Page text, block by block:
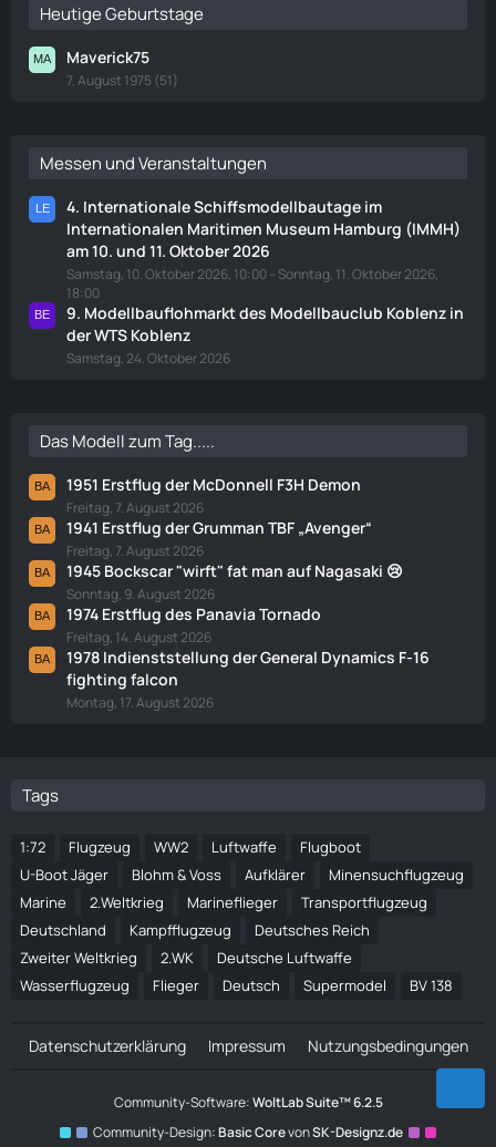
Heutige Geburtstage
Maverick75
7. August 1975 (51)
Messen und Veranstaltungen
4. Internationale Schiffsmodellbautage im
Internationalen Maritimen Museum Hamburg (IMMH)
am 10. und 11. Oktober 2026
Samstag, 10. Oktober 2026, 10:00 – Sonntag, 11. Oktober 2026,
18:00
9. Modellbauflohmarkt des Modellbauclub Koblenz in
der WTS Koblenz
Samstag, 24. Oktober 2026
Das Modell zum Tag.....
1951 Erstflug der McDonnell F3H Demon
Freitag, 7. August 2026
1941 Erstflug der Grumman TBF „Avenger“
Freitag, 7. August 2026
1945 Bockscar "wirft" fat man auf Nagasaki 😢
Sonntag, 9. August 2026
1974 Erstflug des Panavia Tornado
Freitag, 14. August 2026
1978 Indienststellung der General Dynamics F-16
fighting falcon
Montag, 17. August 2026
Tags
1:72 Flugzeug WW2 Luftwaffe
Flugboot
U-Boot Jäger
Blohm & Voss Aufklärer
Minensuchflugzeug
Marine
2.Weltkrieg Marineflieger
Transportflugzeug
Deutschland
Kampfflugzeug
Deutsches Reich
Zweiter Weltkrieg
2.WK
Deutsche Luftwaffe
Wasserflugzeug
Flieger Deutsch Supermodel BV 138
Datenschutzerklärung Impressum Nutzungsbedingungen
Community-Software:WoltLab Suite™ 6.2.5
Community-Design:Basic CorevonSK-Designz.de